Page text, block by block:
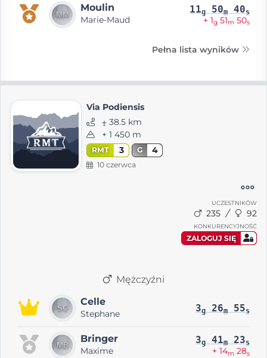
Moulin
Marie-Maud
11g 50m 40s
+ 1g 51m 50s
Pełna lista wyników
Via Podiensis
⨦ 38.5 km
+ 1 450 m
RMT 3 G 4
10 czerwca
UCZESTNIKÓW
235 92
KONKURENCYJNOŚĆ
ZALOGUJ SIĘ
Mężczyźni
Celle
Stephane 3g 26m 55s
Bringer
Maxime
3g 41m 23s
+ 14m 28s